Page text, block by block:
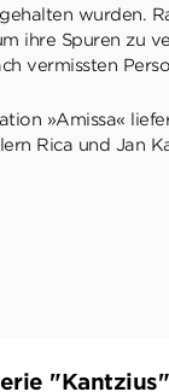
wurden.
ihre Spuren zu
vermissten
»Amissa«
Rica und Jan
"Kantzius"